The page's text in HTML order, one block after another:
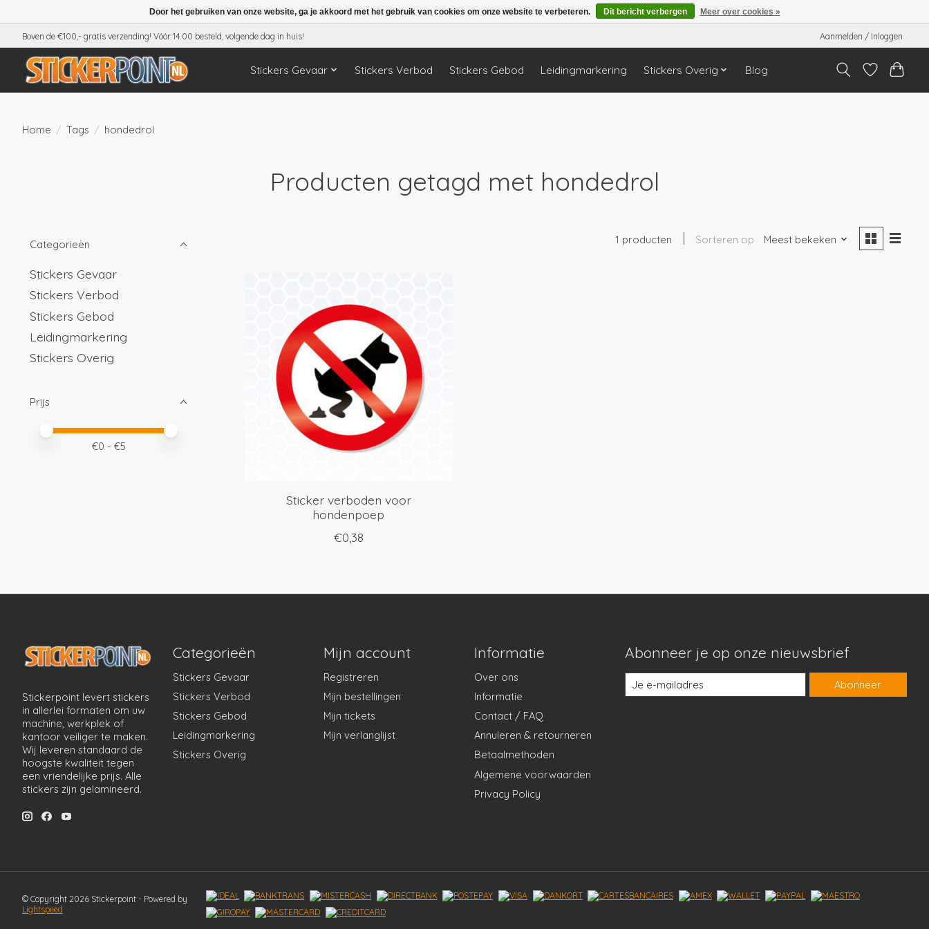
Boven de €100,- gratis verzending! Vóór 14.00 besteld, volgende dag in huis! Aanmelden / Inloggen
Stickers Gevaar Stickers Verbod Stickers Gebod Leidingmarkering Stickers Overig Blog
Home / Tags / hondedrol
Producten getagd met hondedrol
Categorieën
Stickers Gevaar
Stickers Verbod
Stickers Gebod
Leidingmarkering
Stickers Overig
Prijs
Minimale prijswaarde
Price maximum value
€0 - €5
1 producten Sorteren op Meest bekeken
Sticker verboden voor
hondenpoep
€0,38
Stickerpoint levert stickers
in allerlei formaten om uw
machine, werkplek of
kantoor veiliger te maken.
Wij leveren standaard de
hoogste kwaliteit tegen
een vriendelijke prijs. Alle
stickers zijn gelamineerd.
Categorieën
Stickers Gevaar
Stickers Verbod
Stickers Gebod
Leidingmarkering
Stickers Overig
Mijn account
Registreren
Mijn bestellingen
Mijn tickets
Mijn verlanglijst
Informatie
Over ons
Informatie
Contact / FAQ
Annuleren & retourneren
Betaalmethoden
Algemene voorwaarden
Privacy Policy
Abonneer je op onze nieuwsbrief
Abonneer
© Copyright 2026 Stickerpoint - Powered by
Lightspeed
Door het gebruiken van onze website, ga je akkoord met het gebruik van cookies om onze website te verbeteren. Dit bericht verbergen Meer over cookies »